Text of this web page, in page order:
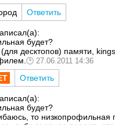
Ответить
будет?
десктопов) памяти,
27.06.2011 14:36
Ответить
будет?
то низкопрофильная